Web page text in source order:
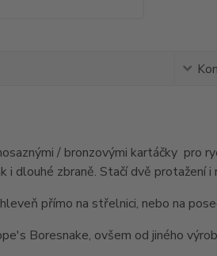
/ bronzovými kartáčky pro
i dlouhé zbraně. Stačí dvě protažení
přímo na střelnici, nebo na
Boresnake, ovšem od jiného